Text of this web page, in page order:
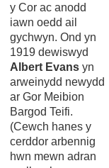
y Cor ac anodd
iawn oedd ail
gychwyn. Ond yn
1919 dewiswyd
Albert Evans yn
arweinydd newydd
ar Gor Meibion
Bargod Teifi.
(Cewch hanes y
cerddor arbennig
hwn mewn adran